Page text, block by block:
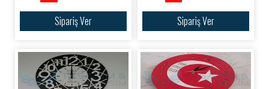
Sipariş Ver Sipariş Ver